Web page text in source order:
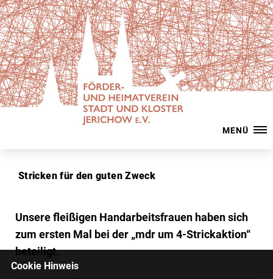
MENÜ
Stricken für den guten Zweck
Unsere fleißigen Handarbeitsfrauen haben sich
zum ersten Mal bei der „mdr um 4-Strickaktion“
beteiligt.
Cookie Hinweis